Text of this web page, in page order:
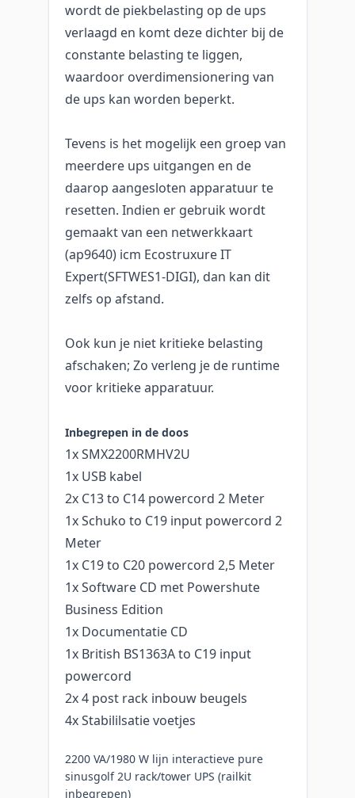
wordt de piekbelasting op de ups
verlaagd en komt deze dichter bij de
constante belasting te liggen,
waardoor overdimensionering van
de ups kan worden beperkt.
Tevens is het mogelijk een groep van
meerdere ups uitgangen en de
daarop aangesloten apparatuur te
resetten. Indien er gebruik wordt
gemaakt van een netwerkkaart
(ap9640) icm Ecostruxure IT
Expert(SFTWES1-DIGI), dan kan dit
zelfs op afstand.
Ook kun je niet kritieke belasting
afschaken; Zo verleng je de runtime
voor kritieke apparatuur.
Inbegrepen in de doos
1x SMX2200RMHV2U
1x USB kabel
2x C13 to C14 powercord 2 Meter
1x Schuko to C19 input powercord 2
Meter
1x C19 to C20 powercord 2,5 Meter
1x Software CD met Powershute
Business Edition
1x Documentatie CD
1x British BS1363A to C19 input
powercord
2x 4 post rack inbouw beugels
4x Stabililsatie voetjes
2200 VA/1980 W lijn interactieve pure
sinusgolf 2U rack/tower UPS (railkit
inbegrepen)